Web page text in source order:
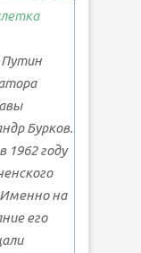
Путин
Бурков.
1962 году
на
его